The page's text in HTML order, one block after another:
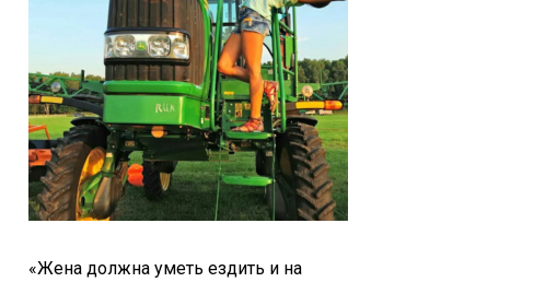
«Жена должна уметь ездить и на